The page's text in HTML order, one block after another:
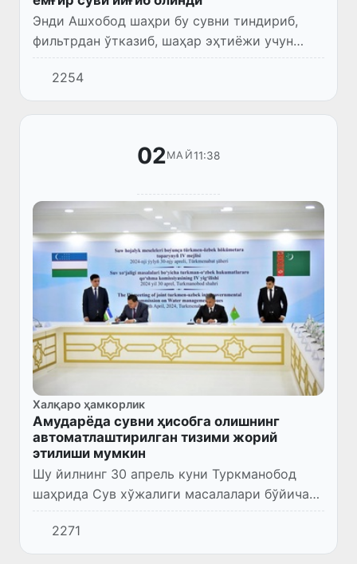
Энди Ашхобод шаҳри бу сувни тиндириб,
фильтрдан ўтказиб, шаҳар эҳтиёжи учун
ишлатади.
2254
02МАЙ11:38
Халқаро ҳамкорлик
Амударёда сувни ҳисобга олишнинг
автоматлаштирилган тизими жорий
этилиши мумкин
Шу йилнинг 30 апрель куни Туркманобод
шаҳрида Сув хўжалиги масалалари бўйича
ўзбек-туркман ҳукуматлараро қўшма
комиссиясининг тўртинчи йиғилиши бўлиб
ўтди.
2271